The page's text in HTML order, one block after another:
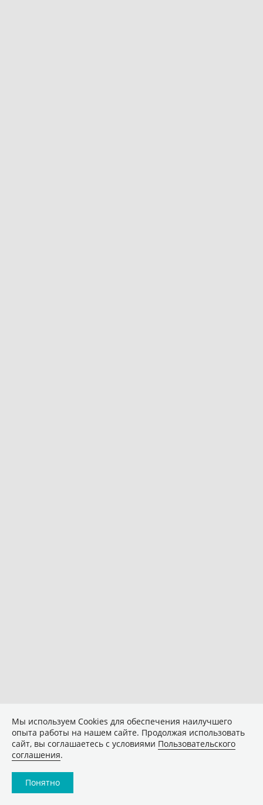
Мы используем Сookies для обеспечения наилучшего
опыта работы на нашем сайте. Продолжая использовать
сайт, вы соглашаетесь с условиями Пользовательского
соглашения.
Понятно